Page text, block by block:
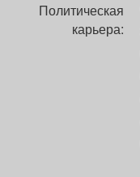
Политическая
карьера: